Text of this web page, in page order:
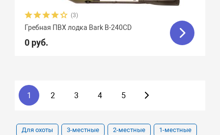
(3)
Гребная ПВХ лодка Bark B-240СD
0 руб.
1 2 3 4 5
Для охоты 3-местные 2-местные 1-местные